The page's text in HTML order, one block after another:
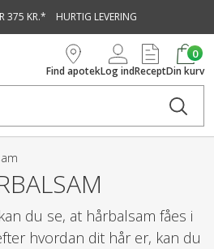
375 KR.* HURTIG LEVERING
Find apotekLog indRecept
0
Din kurv
du se, at hårbalsam fåes i
hvordan dit hår er, kan du